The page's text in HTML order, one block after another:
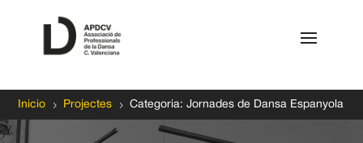
Inicio 5 Projectes 5 Categoria: Jornades de Dansa Espanyola